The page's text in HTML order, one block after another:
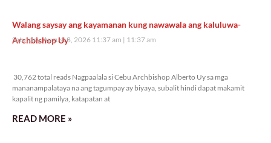
Walang saysay ang kayamanan kung nawawala ang kaluluwa-
Archbishop Uy
Saturday, August 8, 2026 11:37 am 11:37 am
30,762 total reads Nagpaalala si Cebu Archbishop Alberto Uy sa mga
mananampalataya na ang tagumpay ay biyaya, subalit hindi dapat makamit
kapalit ng pamilya, katapatan at
READ MORE »